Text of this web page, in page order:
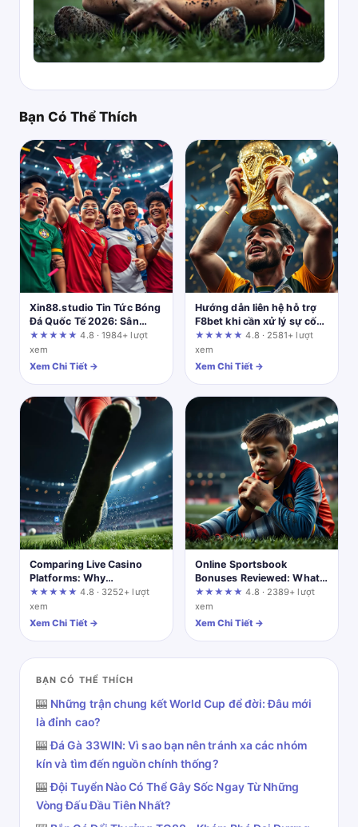
Bạn Có Thể Thích
Xin88.studio Tin Tức Bóng
Đá Quốc Tế 2026: Sân
Chơi Cá Cược Cho Dân
Chuyên
★★★★★4.8 · 1984+ lượt
xem
Xem Chi Tiết →
Hướng dẫn liên hệ hỗ trợ
F8bet khi cần xử lý sự cố
nhanh chóng
★★★★★4.8 · 2581+ lượt
xem
Xem Chi Tiết →
Comparing Live Casino
Platforms: Why
llwingg.com Adds a
Lottery Twist
★★★★★4.8 · 3252+ lượt
xem
Xem Chi Tiết →
Online Sportsbook
Bonuses Reviewed: What
the Terms Actually Mean
★★★★★4.8 · 2389+ lượt
xem
Xem Chi Tiết →
BẠN CÓ THỂ THÍCH
🎰 Những trận chung kết World Cup để đời: Đâu mới
là đỉnh cao?
🎰Đá Gà 33WIN: Vì sao bạn nên tránh xa các nhóm
kín và tìm đến nguồn chính thống?
🎰Đội Tuyển Nào Có Thể Gây Sốc Ngay Từ Những
Vòng Đấu Đầu Tiên Nhất?